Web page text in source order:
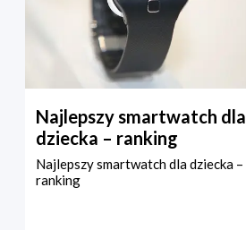
Najlepszy smartwatch dla
dziecka – ranking
Najlepszy smartwatch dla dziecka –
ranking